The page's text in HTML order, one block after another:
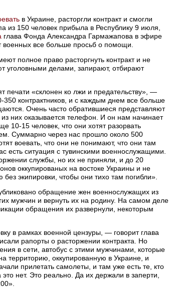
в Украине, расторгли контракт и смогли
из 150 человек прибыла в Республику 9 июля,
глава Фонда Александра Гармажапова в эфире
военных все больше просьб о помощи.
полное право расторгнуть контракт и не
уголовными делами, запирают, отбирают
печати «склонен ко лжи и предательству», —
контрактников, и с каждым днем все больше
Очень часто обратившиеся представляют
них оказывается телефон. И он нам начинает
10-15 человек, что они хотят разорвать
Суммарно через нас прошло около 500
воевать, что они не понимают, что они там
есть ситуация с тувинскими военнослужащими.
службы, но их не приняли, и до 20
оккупированых на востоке Украины и не
экипировки, чтобы они тихо там погибли».
обращение жен военнослужащих из
мужчин и вернуть их на родину. На самом деле
обращения их развернули, некоторым
в рамках военной цензуры, — говорит глава
рапорты о расторжении контракта. Но
в сети, автобус с этими мужчинами, которые
территорию, оккупированную в Украине, и
прилетать самолеты, и там уже есть те, кто
нет. Это реально. Да их держали в заперти,